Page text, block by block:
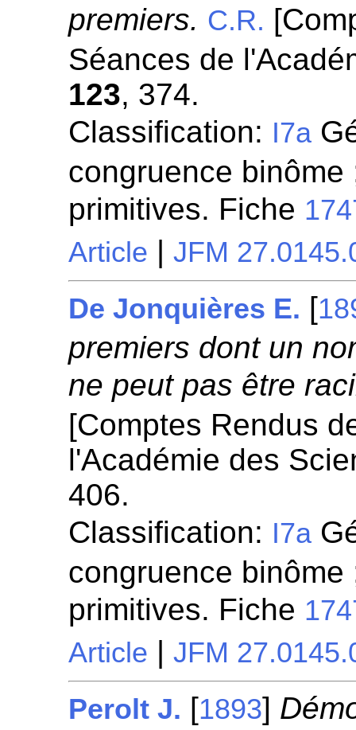
premiers. C.R.
Séances de
123, 374.
Classification: I7a
congruence
primitives. Fiche
Article |JFM
De Jonquières E. [
premiers dont un
ne peut pas être
[Comptes Rendus
l'Académie des
406.
Classification: I7a
congruence
primitives. Fiche
Article |JFM
Perolt J. [1893]